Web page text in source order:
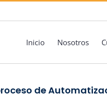
Inicio Nosotros
de